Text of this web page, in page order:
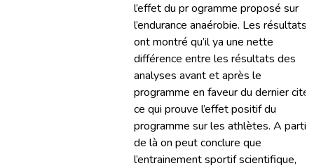
l’effet du pr ogramme proposé sur
l’endurance anaérobie. Les résultats
ont montré qu’il ya une nette
différence entre les résultats des
analyses avant et après le
programme en faveur du dernier cité
ce qui prouve l’effet positif du
programme sur les athlètes. A partir
de là on peut conclure que
l’entrainement sportif scientifique,